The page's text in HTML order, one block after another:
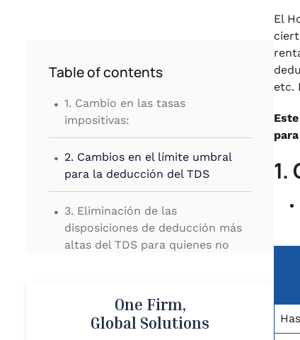
Table of contents
. 1. Cambio en las tasas
impositivas:
. 2. Cambios en el límite umbral
para la deducción del TDS
. 3. Eliminación de las
disposiciones de deducción más
altas del TDS para quienes no
4. Revocación de las
disposiciones del TCS sobre la
One Firm,
Global Solutions
El
etc.
1.